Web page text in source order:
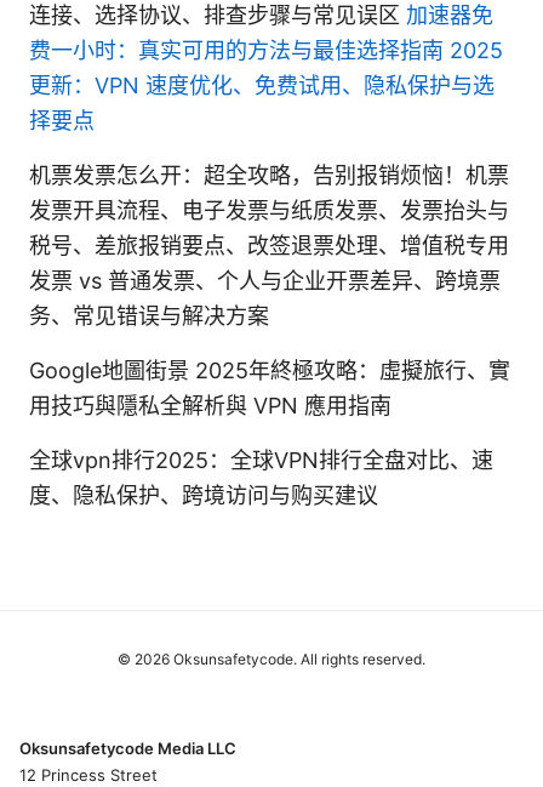
连接、选择协议、排查步骤与常见误区 加速器免
费一小时：真实可用的方法与最佳选择指南 2025
更新：VPN 速度优化、免费试用、隐私保护与选
择要点
机票发票怎么开：超全攻略，告别报销烦恼！机票
发票开具流程、电子发票与纸质发票、发票抬头与
税号、差旅报销要点、改签退票处理、增值税专用
发票 vs 普通发票、个人与企业开票差异、跨境票
务、常见错误与解决方案
Google地圖街景 2025年終極攻略：虛擬旅行、實
用技巧與隱私全解析與 VPN 應用指南
全球vpn排行2025：全球VPN排行全盘对比、速
度、隐私保护、跨境访问与购买建议
© 2026 Oksunsafetycode. All rights reserved.
Oksunsafetycode Media LLC
12 Princess Street